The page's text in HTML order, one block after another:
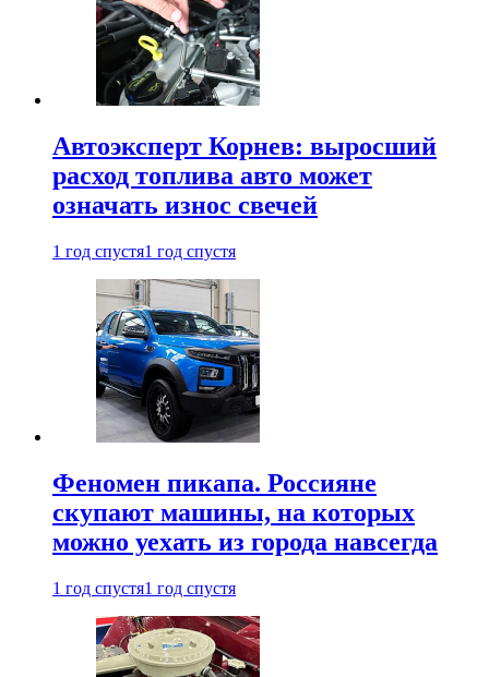
Автоэксперт Корнев: выросший
расход топлива авто может
означать износ свечей
1 год спустя1 год спустя
Феномен пикапа. Россияне
скупают машины, на которых
можно уехать из города навсегда
1 год спустя1 год спустя